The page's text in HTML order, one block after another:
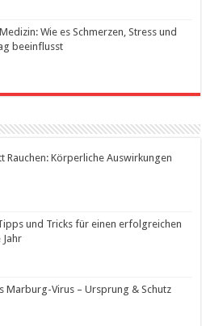
Wie es Schmerzen, Stress und
beeinflusst
Rauchen: Körperliche Auswirkungen
und Tricks für einen erfolgreichen
Jahr
Marburg-Virus – Ursprung & Schutz